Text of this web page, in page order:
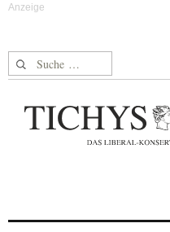
Suche nach: